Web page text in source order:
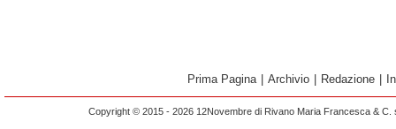
Prima Pagina Archivio Redazione
Copyright © 2015 - 2026 12Novembre di Rivano Maria Francesca &